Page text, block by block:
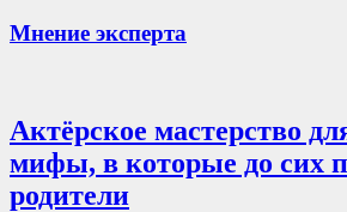
Мнение эксперта
Актёрское мастерство
мифы, в которые до сих
родители